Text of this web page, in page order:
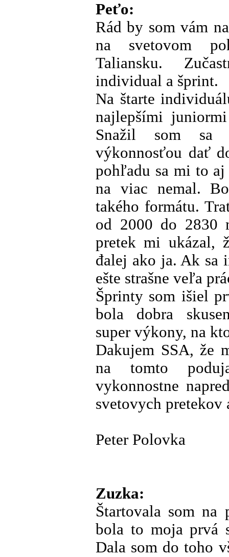
Peťo:
Rád by som vám
na svetovom
Taliansku.
individual a šprint.
Na štarte
najlepšími
Snažil som sa
výkonnosťou dať
pohľadu sa mi to aj
na viac nemal.
takého formátu.
od 2000 do 2830
pretek mi ukázal,
đalej ako ja. Ak sa
ešte strašne veľa
Šprinty som išiel
bola dobra
super výkony, na
Dakujem SSA, že
na tomto
vykonnostne
svetovych pretekov
Peter Polovka
Zuzka:
Štartovala som na
bola to moja prvá
Dala som do toho